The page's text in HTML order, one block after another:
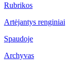
Rubrikos
Artėjantys renginiai
Spaudoje
Archyvas